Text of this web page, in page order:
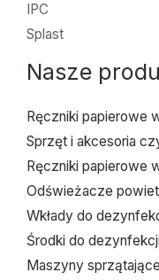
IPC
Splast
Nasze
Ręczniki papierowe
Sprzęt i akcesoria
Ręczniki papierowe
Odświeżacze
Wkłady do
Środki do dezynfekcji
Maszyny sprzątające